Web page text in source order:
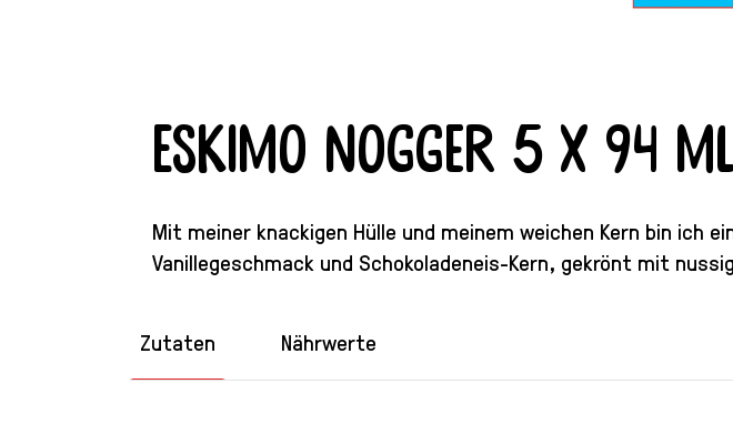
Eskimo Nogger 5 x 94
Mit meiner knackigen Hülle und meinem weichen Kern bin ich
Vanillegeschmack und Schokoladeneis-Kern, gekrönt mit
Zutaten Nährwerte